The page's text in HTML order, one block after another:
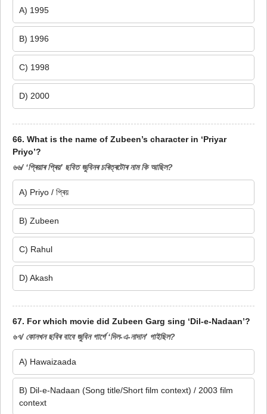
A) 1995
B) 1996
C) 1998
D) 2000
66. What is the name of Zubeen’s character in ‘Priyar
Priyo’?
৬৬/ ‘প্ৰিয়াৰ প্ৰিয়’ ছবিত জুবিনৰ চৰিত্ৰটোৰ নাম কি আছিল?
A) Priyo / প্ৰিয়
B) Zubeen
C) Rahul
D) Akash
67. For which movie did Zubeen Garg sing ‘Dil-e-Nadaan’?
৬৭/ কোনখন ছবিৰ বাবে জুবিন গাৰ্গে ‘দিল-এ-নাদান’ গাইছিল?
A) Hawaizaada
B) Dil-e-Nadaan (Song title/Short film context) / 2003 film
context